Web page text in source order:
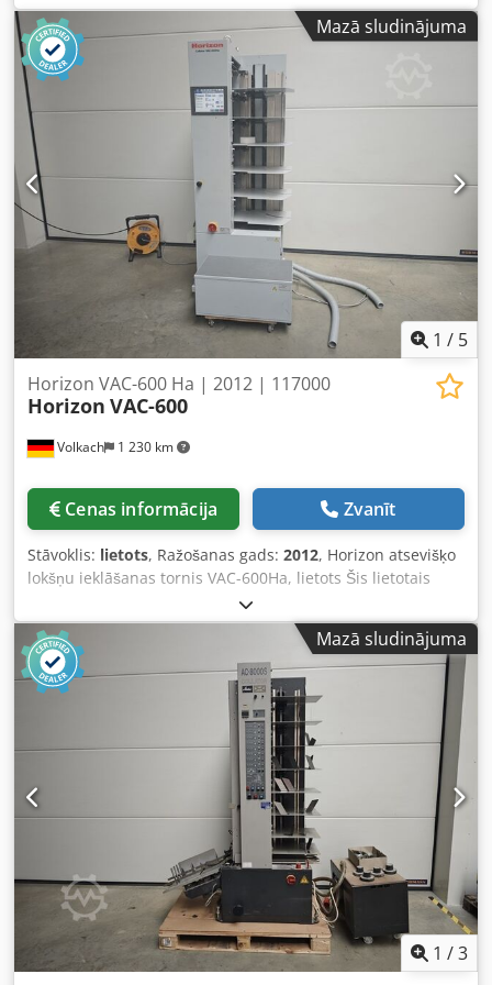
skārienjūtīgs krāsu displejs (Touch & Work) - Modelis:
vakuuma un pūšanas gaisa salikšanas tornis - Staciju
skaits: 6 - Kļūdu novēršana: tukšo, dubulto lapu un
sastrēgumu kontrole - Pasūtījumu atmiņa: 9 atmiņas vietas
atkārtojošiem pasūtījumiem - Paplašināšana: iespējama
līdz 6 torņiem (36 stacijas) - Tālvadība: bezvadu
Programmas: - Dubultais cikls (nepārtraukta darbība) -
Ievietošana (viena un divkārša) - Brošūru programma -
Bloku programma - Selektīvā salikšana - Formāts: max.
500x350mm; min. 148x120mm - Papīra svars: 40–350g/m² -
Ielādes jauda: 130mm/stacija Dcodpfjzhlu Hsx Aqgjk -
Ātrums: līdz 9 500 komplektiem/h - Elektroenerģija: 230V;
10,6 A – 2,3kW - Izmēri: 810x652x1.961mm - Svars: katrs
324kg Pēc vēlēšanās varam organizēt: Iepakošanu,
iekraušanu, transportēšanu (ar kuģi vai lidmašīnu),
ieskaitot muitas procedūras Iegūt līzinga piedāvājumu
Mazā sludinājuma
1 / 5
Volkach 1 230 km
Horizon VAC-600 Ha | 2012 | 117000
Horizon VAC-600
Cenas informācija Zvanīt
Stāvoklis: lietots, Ražošanas gads: 2012, Horizon atsevišķo
lokšņu ieklāšanas tornis VAC-600Ha, lietots Šis lietotais
Horizon VAC-600Ha ir jaudīgs atsevišķo lokšņu ieklāšanas
tornis, kas ir daļa no modulāras brošūru ražošanas
sistēmas. VAC-600Ha var izmantot kā neatkarīgu vienību
vai kā daļu no plašākas brošūru apdares līnijas, padarot to
par daudzpusīgu risinājumu tipogrāfijām un
grāmatsietuvēm. Galvenās īpašības: Tehniskās
specifikācijas * Maksimālais papīra formāts: 500 x 350 mm
* Minimālais papīra formāts: 148 x 120 mm * Iekraušanas
ietilpība: 130 mm uz staciju Djdpfozhlt Aox Aqgeck *
Ražīgums: līdz 9 500 cikliem stundā * Izmēri: 810 x 652 x 1
961 mm * Svars: 324 kg uz torni * Enerģijas padeve: 230 V,
10,6 A, 2,3 kW Funkcijas un priekšrocības * Modulāra
konstrukcija: paplašināma no 6 līdz 36 stacijām * Vertikāls,
vietu taupošs dizains * Dubultcikla programma
nepārtrauktai darbībai * Individuāla gaisa padeve katrai
stacijai drošai papīra padevei * Regulējami parametri:
pārklāšanās, ātrums, sūkšanas un pūšanas gaiss *
Mazā sludinājuma
1 /3